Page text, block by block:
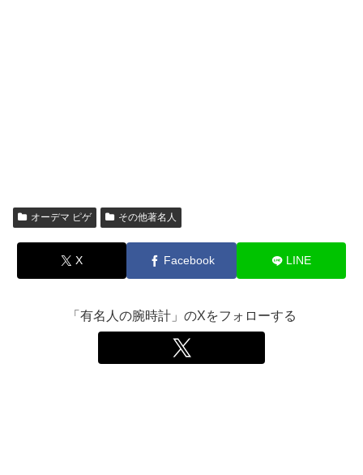
オーデマ ピゲ その他著名人
X Facebook LINE
「有名人の腕時計」のXをフォローする